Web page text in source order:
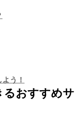
う！
るおすすめサ